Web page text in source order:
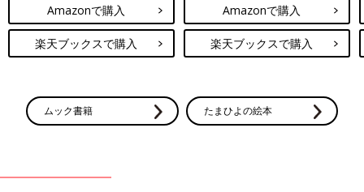
Amazonで購入
楽天ブックスで購入
Amazonで購入
楽天ブックスで購入
ムック書籍 たまひよの絵本